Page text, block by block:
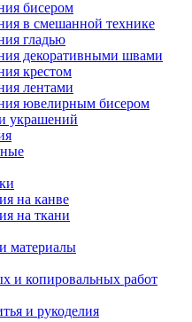
бисером
в смешанной технике
гладью
декоративными швами
крестом
лентами
ювелирным бисером
украшений
на канве
на ткани
материалы
и копировальных работ
и рукоделия